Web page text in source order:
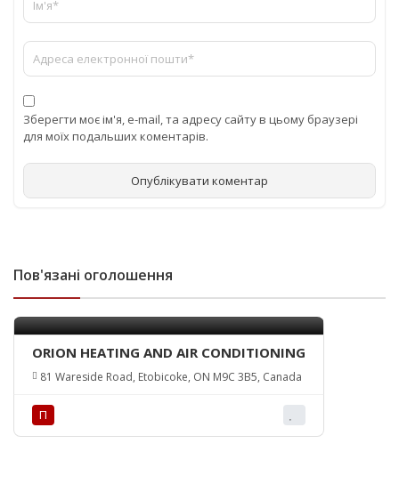
Зберегти моє ім'я, e-mail, та адресу сайту в цьому браузері
для моїх подальших коментарів.
Пов'язані оголошення
ORION HEATING AND AIR CONDITIONING
81 Wareside Road, Etobicoke, ON M9C 3B5, Canada
П